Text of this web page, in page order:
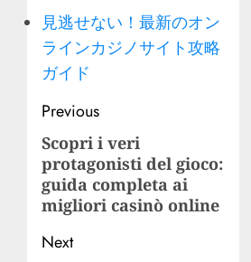
見逃せない！最新のオン
ラインカジノサイト攻略
ガイド
Post
navigation
Previous
Previous
post:
Scopri i veri
protagonisti del gioco:
guida completa ai
migliori casinò online
Next